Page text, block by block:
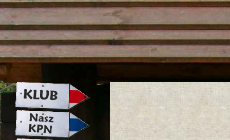
strona w naprawie zapraszamy